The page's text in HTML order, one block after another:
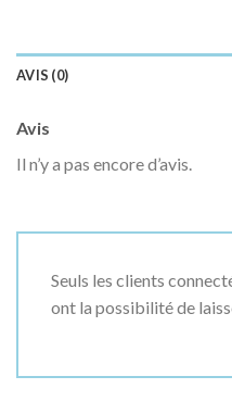
AVIS (0)
Avis
Il n’y a pas encore d’avis.
Seuls les clients
ont la possibilité de